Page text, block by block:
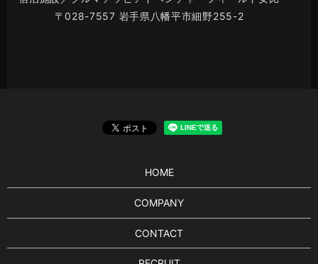
〒028-7557 岩手県八幡平市細野255-2
HOME
COMPANY
CONTACT